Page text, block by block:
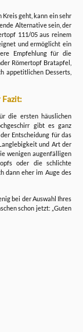
geht, kann ein sehr
Alternative sein, der
111/05 aus reinem
und ermöglicht ein
Empfehlung für die
Römertopf Bratapfel,
appetitlichen Desserts,
Fazit:
die ersten häuslichen
gibt es ganz
Entscheidung für das
und Art der
wenigen augenfälligen
oder die schlichte
dann eher im Auge des
bei der Auswahl Ihres
schon jetzt: „Guten